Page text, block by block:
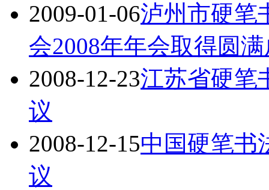
2009-01-06泸州市硬笔
会2008年年会取得圆
2008-12-23江苏省硬笔
议
2008-12-15中国硬笔书
议